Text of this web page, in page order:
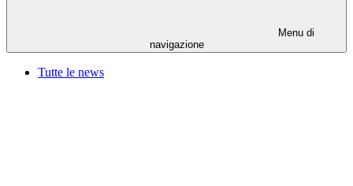
Menu di
navigazione
Tutte le news